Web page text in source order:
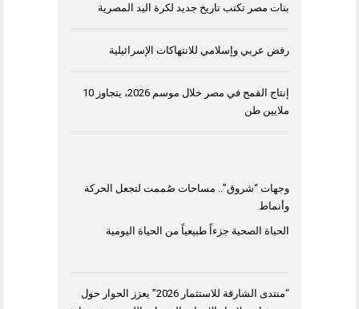
بنات مصر تكتب تاريخ جديد لكرة اليد المصرية
رفض عربي وإسلامي للانتهاكات الإسرائيلية
إنتاج القمح في مصر خلال موسم 2026، يتجاوز 10
ملايين طن
وجهات “شروق”.. مساحات صُممت لتجعل الحركة
وأنماط
الحياة الصحية جزءاً طبيعياً من الحياة اليومية
“منتدى الشارقة للاستثمار 2026” يعزز الحوار حول